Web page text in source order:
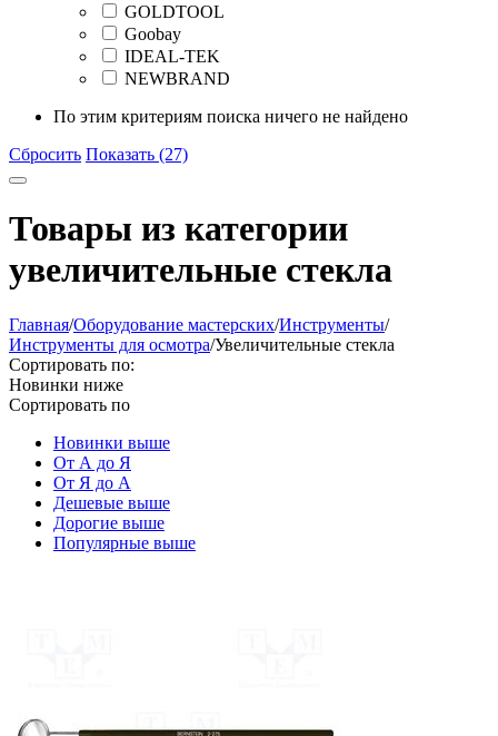
GOLDTOOL
Goobay
IDEAL-TEK
NEWBRAND
По этим критериям поиска ничего не найдено
Сбросить Показать (27)
Товары из категории
увеличительные стекла
Главная/Оборудование мастерских/Инструменты/
Инструменты для осмотра/Увеличительные стекла
Сортировать по:
Новинки ниже
Сортировать по
Новинки выше
От А до Я
От Я до А
Дешевые выше
Дорогие выше
Популярные выше